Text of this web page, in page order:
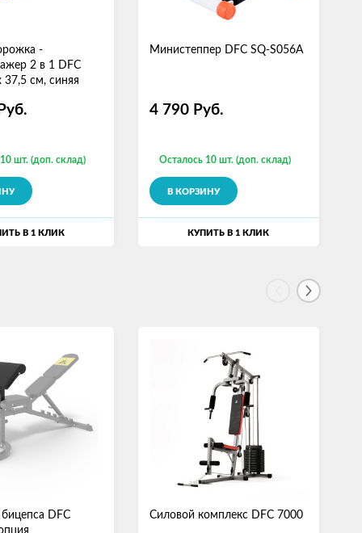
-
2 в 1 DFC
37,5 см, синяя
шт. (доп. склад)
В 1 КЛИК
Министеппер DFC SQ-S056A
4 790 Руб.
Осталось 10 шт. (доп. склад)
В КОРЗИНУ
КУПИТЬ В 1 КЛИК
DFC
Силовой комплекс DFC 7000